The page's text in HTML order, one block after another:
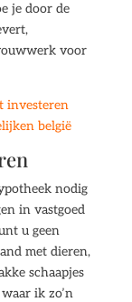
je door de
voor
investeren
belgië
nodig
in vastgoed
u geen
met dieren,
schaapjes
ik zo’n